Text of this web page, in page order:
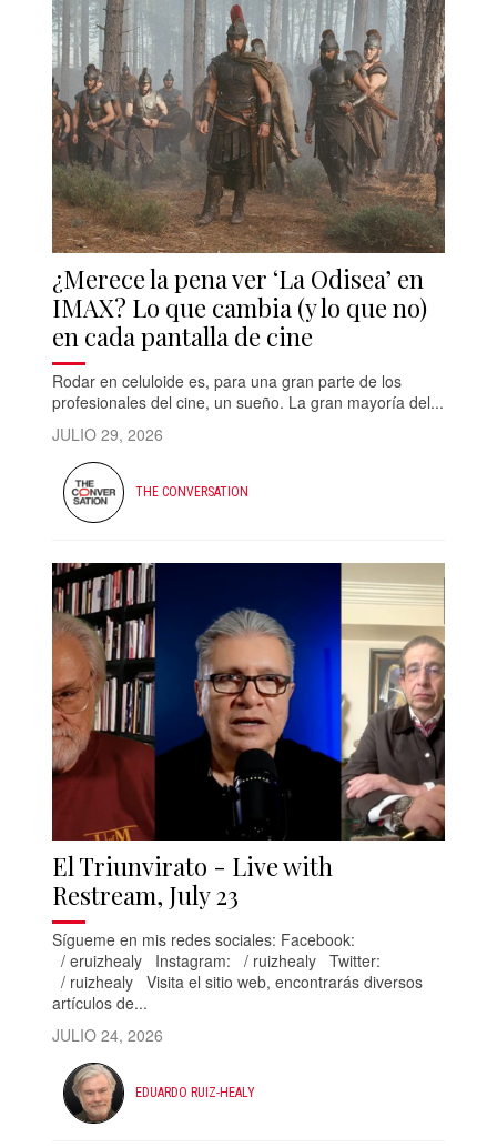
¿Merece la pena ver ‘La Odisea’ en
IMAX? Lo que cambia (y lo que no)
en cada pantalla de cine
Rodar en celuloide es, para una gran parte de los
profesionales del cine, un sueño. La gran mayoría del...
JULIO 29, 2026
THE CONVERSATION
El Triunvirato - Live with
Restream, July 23
Sígueme en mis redes sociales: Facebook:
/ eruizhealy Instagram: / ruizhealy Twitter:
/ ruizhealy Visita el sitio web, encontrarás diversos
artículos de...
JULIO 24, 2026
EDUARDO RUIZ-HEALY